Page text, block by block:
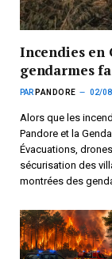
Incendies en
gendarmes
PAR PANDORE 02/
Alors que les
Pandore et la
Évacuations,
sécurisation des
montrées des